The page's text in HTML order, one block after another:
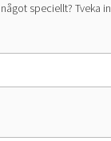
speciellt? Tveka